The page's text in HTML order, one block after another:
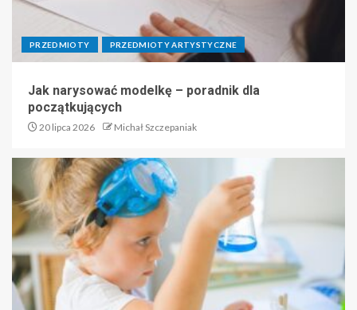
PRZEDMIOTY PRZEDMIOTY ARTYSTYCZNE
Jak narysować modelkę – poradnik dla
początkujących
20 lipca 2026 Michał Szczepaniak